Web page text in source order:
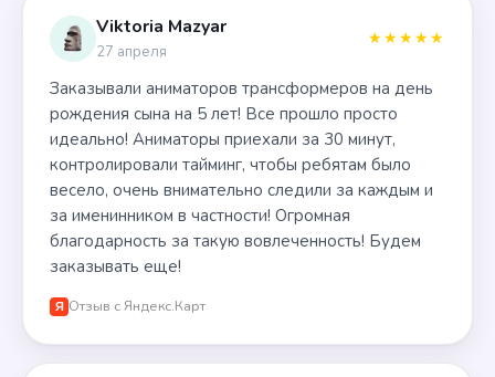
Viktoria Mazyar
27 апреля
★★★★★
Заказывали аниматоров трансформеров на день
рождения сына на 5 лет! Все прошло просто
идеально! Аниматоры приехали за 30 минут,
контролировали тайминг, чтобы ребятам было
весело, очень внимательно следили за каждым и
за именинником в частности! Огромная
благодарность за такую вовлеченность! Будем
заказывать еще!
Я Отзыв с Яндекс.Карт